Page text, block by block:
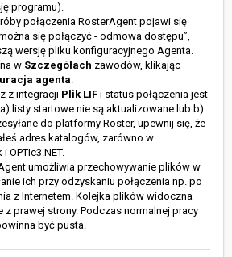
programu).
połączenia RosterAgent pojawi się
się połączyć - odmowa dostępu”,
wersję pliku konfiguracyjnego Agenta.
w Szczegółach zawodów, klikając
agenta.
z integracji Plik LIF i status połączenia jest
listy startowe nie są aktualizowane lub b)
do platformy Roster, upewnij się, że
adres katalogów, zarówno w
OPTIc3.NET.
umożliwia przechowywanie plików w
ich przy odzyskaniu połączenia np. po
z Internetem. Kolejka plików widoczna
z prawej strony. Podczas normalnej pracy
być pusta.